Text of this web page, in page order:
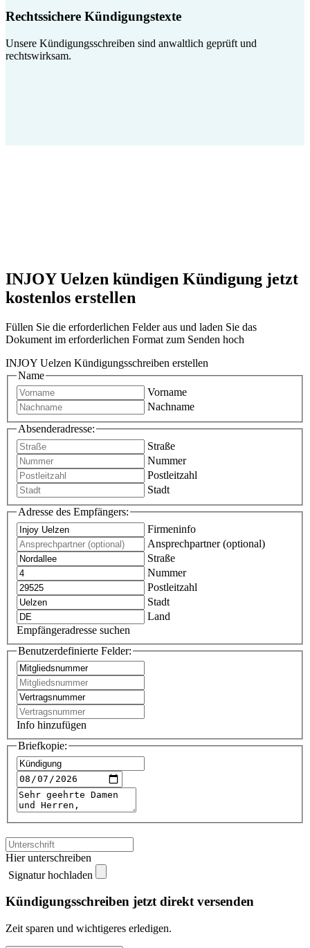
Rechtssichere Kündigungstexte
Unsere Kündigungsschreiben sind anwaltlich geprüft und
rechtswirksam.
INJOY Uelzen kündigen Kündigung jetzt
kostenlos erstellen
Füllen Sie die erforderlichen Felder aus und laden Sie das
Dokument im erforderlichen Format zum Senden hoch
INJOY Uelzen Kündigungsschreiben erstellen
Name
Vorname
Nachname
Absenderadresse:
Straße
Nummer
Postleitzahl
Stadt
Adresse des Empfängers:
Firmeninfo
Ansprechpartner (optional)
Straße
Nummer
Postleitzahl
Stadt
Land
Empfängeradresse suchen
Benutzerdefinierte Felder:
Info hinzufügen
Briefkopie:
Hier unterschreiben
Signatur hochladen
Kündigungsschreiben jetzt direkt versenden
Zeit sparen und wichtigeres erledigen.